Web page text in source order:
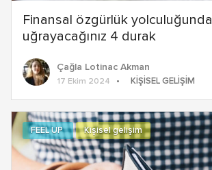
Finansal özgürlük yolculuğunda
uğrayacağınız 4 durak
Çağla Lotinac Akman
17 Ekim 2024 KIŞISEL GELIŞIM
FEEL UP Kişisel gelişim